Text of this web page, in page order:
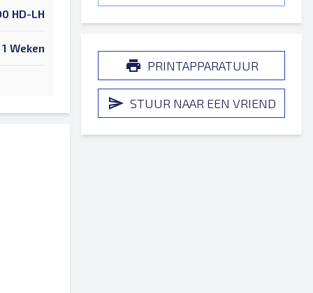
HD-LH
1 Weken
PRINTAPPARATUUR
STUUR NAAR EEN VRIEND